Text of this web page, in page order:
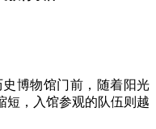
博物馆门前，随着阳光
短，入馆参观的队伍则越